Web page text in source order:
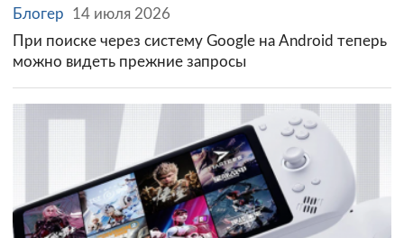
Блогер
14 июля 2026
При поиске через систему Google на Android теперь
можно видеть прежние запросы